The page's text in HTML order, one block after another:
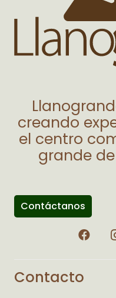
creando
el centro
grande
Contáctanos
Contacto